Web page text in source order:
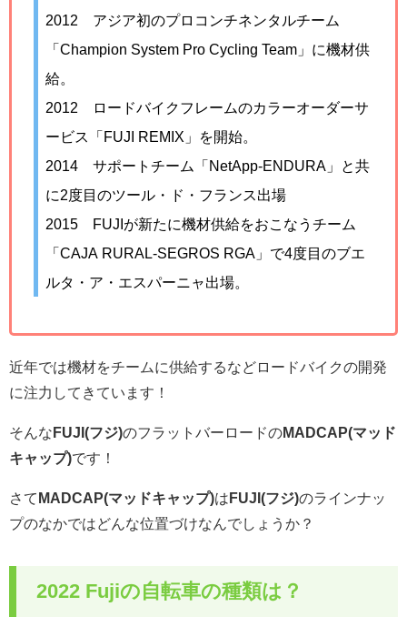
2012 アジア初のプロコンチネンタルチーム
「Champion System Pro Cycling Team」に機材供
給。
2012
ロードバイクフレームのカラーオーダーサ
ービス「FUJI REMIX」を開始。
2014 サポートチーム「NetApp-ENDURA」と共
に2度目のツール・ド・フランス出場
2015
FUJIが新たに機材供給をおこなうチーム
「CAJA RURAL-SEGROS RGA」で4度目のブエ
ルタ・ア・エスパーニャ出場。
近年では機材をチームに供給するなどロードバイクの開発
に注力してきています！
そんな FUJI(フジ)のフラットバーロードのMADCAP(マッド
キャップ)です！
さて MADCAP(マッドキャップ)は FUJI(フジ)のラインナッ
プのなかではどんな位置づけなんでしょうか？
2022 Fujiの自転車の種類は？